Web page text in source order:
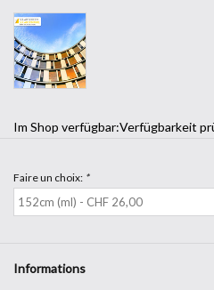
Im Shop verfügbar:Verfügbarkeit
Faire un choix: *
Informations